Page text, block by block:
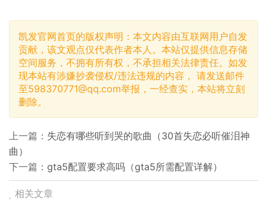
凯发官网首页的版权声明：本文内容由互联网用户自发
贡献，该文观点仅代表作者本人。本站仅提供信息存储
空间服务，不拥有所有权，不承担相关法律责任。如发
现本站有涉嫌抄袭侵权/违法违规的内容， 请发送邮件
至598370771@qq.com举报，一经查实，本站将立刻
删除。
上一篇： 失恋有哪些听到哭的歌曲（30首失恋必听催泪神
曲）
下一篇： gta5配置要求高吗（gta5所需配置详解）
相关文章